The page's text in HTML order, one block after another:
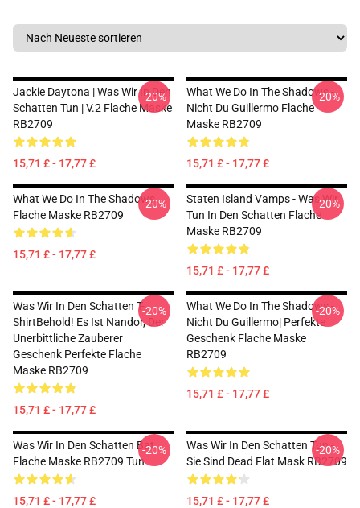
Jackie Daytona | Was Wir In Den
Schatten Tun | V.2 Flache Maske
RB2709
15,71 £ - 17,77 £
-20%
What We Do In The Shadows -
Nicht Du Guillermo Flache
Maske RB2709
15,71 £ - 17,77 £
-20%
What We Do In The Shadows
Flache Maske RB2709
15,71 £ - 17,77 £
-20%
Staten Island Vamps - Was Wir
Tun In Den Schatten Flache
Maske RB2709
15,71 £ - 17,77 £
-20%
Was Wir In Den Schatten T-
ShirtBehold! Es Ist Nandor, Der
Unerbittliche Zauberer
Geschenk Perfekte Flache
Maske RB2709
15,71 £ - 17,77 £
-20%
What We Do In The Shadows -
Nicht Du Guillermo| Perfekte
Geschenk Flache Maske
RB2709
15,71 £ - 17,77 £
-20%
Was Wir In Den Schatten Bat
Flache Maske RB2709 Tun
15,71 £ - 17,77 £
-20%
Was Wir In Den Schatten Tun -
Sie Sind Dead Flat Mask RB2709
15,71 £ - 17,77 £
-20%